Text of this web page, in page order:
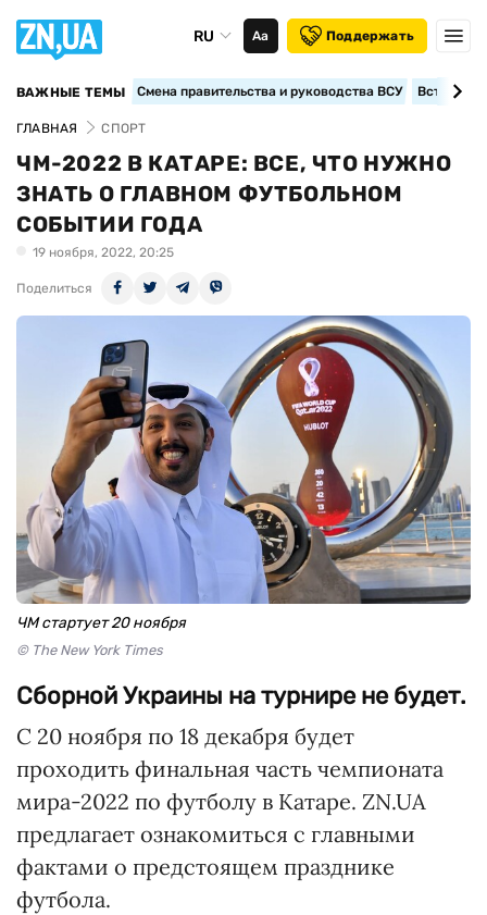
RU Аа Поддержать
ВАЖНЫЕ ТЕМЫ Смена правительства и руководства ВСУ
ГЛАВНАЯ СПОРТ
ЧМ-2022 В КАТАРЕ: ВСЕ, ЧТО НУЖНО
ЗНАТЬ О ГЛАВНОМ ФУТБОЛЬНОМ
СОБЫТИИ ГОДА
19 ноября, 2022, 20:25
Поделиться
ЧМ стартует 20 ноября
© The New York Times
Сборной Украины на турнире не будет.
С 20 ноября по 18 декабря будет
проходить финальная часть чемпионата
мира-2022 по футболу в Катаре. ZN.UA
предлагает ознакомиться с главными
фактами о предстоящем празднике
футбола.